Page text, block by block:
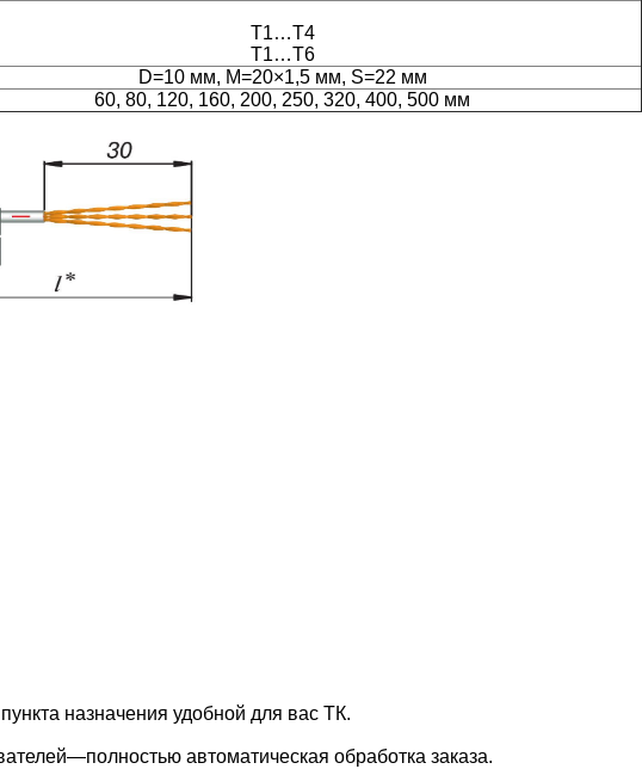
Т1…Т4
Т1…Т6
D=10 мм, M=20×1,5 мм, S=22 мм
60, 80, 120, 160, 200, 250, 320, 400, 500 мм
назначения удобной для вас ТК.
автоматическая обработка заказа.